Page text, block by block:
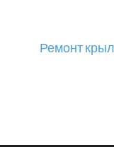
Ремонт